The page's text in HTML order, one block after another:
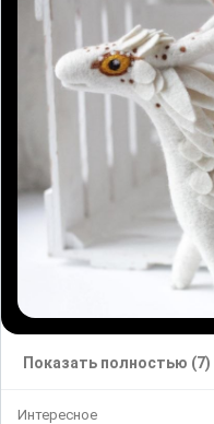
Показать полностью (7)
Интересное